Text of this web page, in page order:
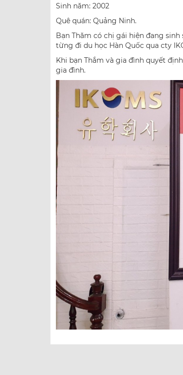
Sinh năm: 2002
Quê quán: Quảng Ninh.
Bạn Thăm có chị gái hiện đang
từng đi du học Hàn Quốc qua cty
Khi bạn Thắm và gia đình quyết
gia đình.